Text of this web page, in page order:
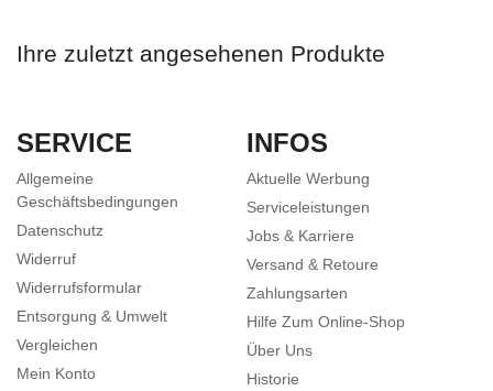
Ihre zuletzt angesehenen Produkte
SERVICE
Allgemeine
Geschäftsbedingungen
Datenschutz
Widerruf
Widerrufsformular
Entsorgung & Umwelt
Vergleichen
Mein Konto
INFOS
Aktuelle Werbung
Serviceleistungen
Jobs & Karriere
Versand & Retoure
Zahlungsarten
Hilfe Zum Online-Shop
Über Uns
Historie